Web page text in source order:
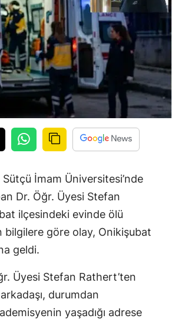
İmam Üniversitesi’nde
Dr. Öğr. Üyesi Stefan
ilçesindeki evinde ölü
bilgilere göre olay, Onikişubat
geldi.
Üyesi Stefan Rathert’ten
durumdan
yaşadığı adrese